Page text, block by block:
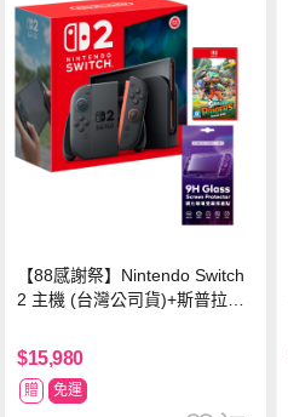
【88感謝祭】Nintendo Switch
2 主機 (台灣公司貨)+斯普拉遁
$15,980
贈 免運